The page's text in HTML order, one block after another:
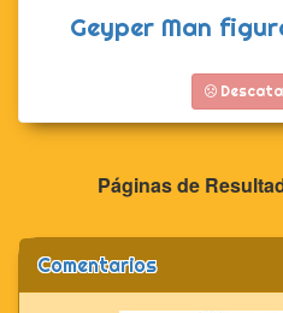
Geyper Man
Páginas de
Comentarios